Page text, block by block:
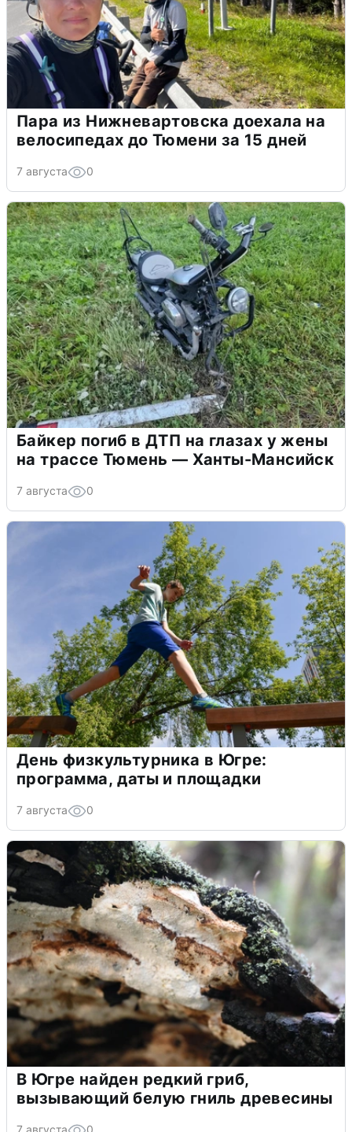
Пара из Нижневартовска доехала на
велосипедах до Тюмени за 15 дней
7 августа 0
Байкер погиб в ДТП на глазах у жены
на трассе Тюмень — Ханты-Мансийск
7 августа 0
День физкультурника в Югре:
программа, даты и площадки
7 августа 0
В Югре найден редкий гриб,
вызывающий белую гниль древесины
7 августа 0